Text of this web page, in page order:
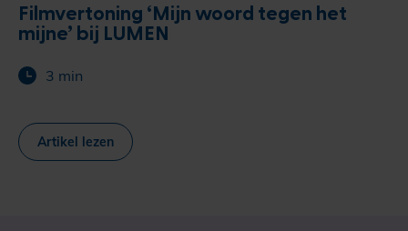
Filmvertoning ‘Mijn woord tegen het
mijne’ bij LUMEN
3 min
Artikel lezen